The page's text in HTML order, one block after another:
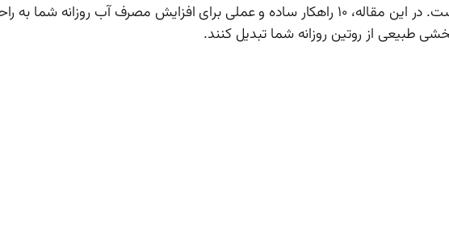
هیدراته ماندن برای سلامتی کلی و بهزیستی بدن ضروری است. در این مقاله، ۱۰ راهکار ساده و عملی برای
طبیعی از روتین روزانه شما تبدیل کنند.